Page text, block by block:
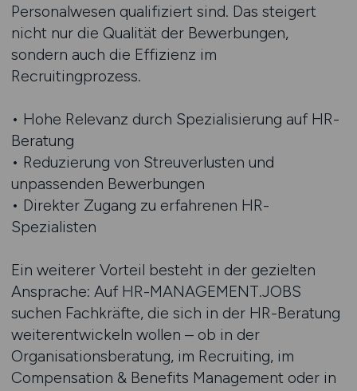
Personalwesen qualifiziert sind. Das steigert
nicht nur die Qualität der Bewerbungen,
sondern auch die Effizienz im
Recruitingprozess.
• Hohe Relevanz durch Spezialisierung auf HR-
Beratung
• Reduzierung von Streuverlusten und
unpassenden Bewerbungen
• Direkter Zugang zu erfahrenen HR-
Spezialisten
Ein weiterer Vorteil besteht in der gezielten
Ansprache: Auf HR-MANAGEMENT.JOBS
suchen Fachkräfte, die sich in der HR-Beratung
weiterentwickeln wollen – ob in der
Organisationsberatung, im Recruiting, im
Compensation & Benefits Management oder in